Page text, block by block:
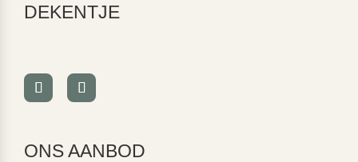
DEKENTJE
ONS AANBOD